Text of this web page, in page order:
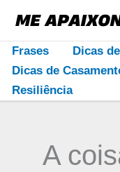
para
conteúdo
Frases
Dicas
Dicas de
Resiliência
A